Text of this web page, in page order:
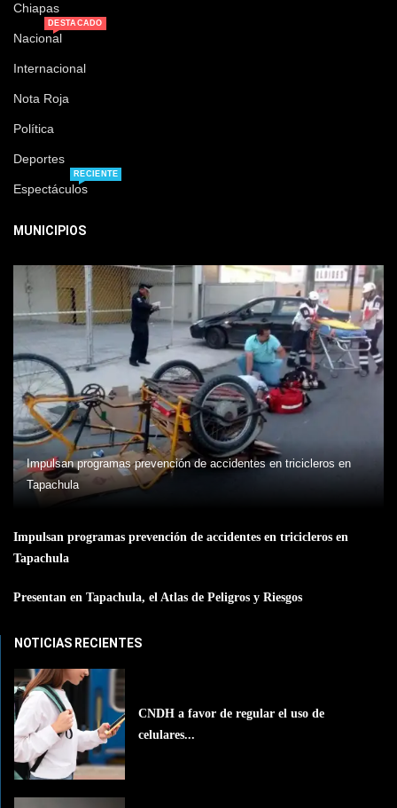
Chiapas
Nacional
DESTACADO
Internacional
Nota Roja
Política
Deportes
Espectáculos
RECIENTE
MUNICIPIOS
Impulsan programas prevención de accidentes en tricicleros en
Tapachula
Impulsan programas prevención de accidentes en tricicleros en
Tapachula
Presentan en Tapachula, el Atlas de Peligros y Riesgos
NOTICIAS RECIENTES
CNDH a favor de regular el uso de
celulares...